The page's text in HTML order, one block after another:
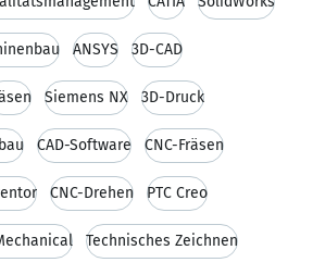
ANSYS 3D-CAD
Siemens NX 3D-Druck
CAD-Software CNC-Fräsen
CNC-Drehen PTC Creo
Technisches Zeichnen